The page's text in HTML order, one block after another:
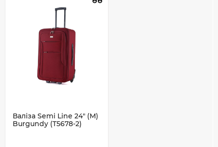
Валіза Semi Line 24" (M)
Burgundy (T5678-2)